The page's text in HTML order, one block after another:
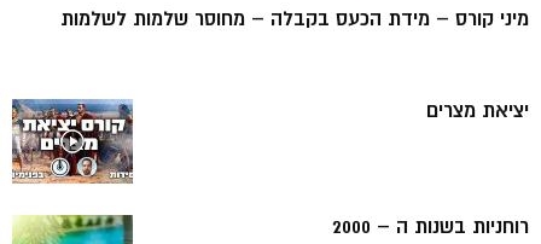
מיני קורס – מידת הכעס בקבלה – מחוסר שלמות לשלמות
יציאת מצרים
רוחניות בשנות ה – 2000